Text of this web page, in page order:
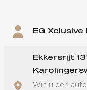
EG Xclusive
Ekkersrijt
Wilt u een